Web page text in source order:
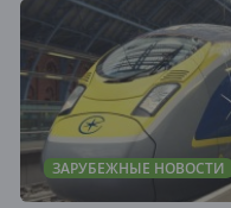
ЗАРУБЕЖНЫЕ НОВОСТИ